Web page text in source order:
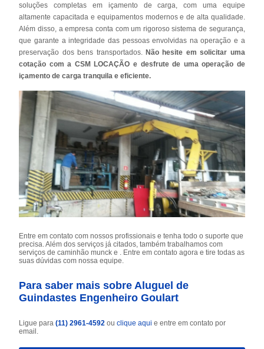
soluções completas em içamento de carga, com uma equipe
altamente capacitada e equipamentos modernos e de alta qualidade.
Além disso, a empresa conta com um rigoroso sistema de segurança,
que garante a integridade das pessoas envolvidas na operação e a
preservação dos bens transportados. Não hesite em solicitar uma
cotação com a CSM LOCAÇÃO e desfrute de uma operação de
içamento de carga tranquila e eficiente.
Entre em contato com nossos profissionais e tenha todo o suporte que
precisa. Além dos serviços já citados, também trabalhamos com
serviços de caminhão munck e . Entre em contato agora e tire todas as
suas dúvidas com nossa equipe.
Para saber mais sobre Aluguel de
Guindastes Engenheiro Goulart
Ligue para(11) 2961-4592ouclique aqui e entre em contato por
email.